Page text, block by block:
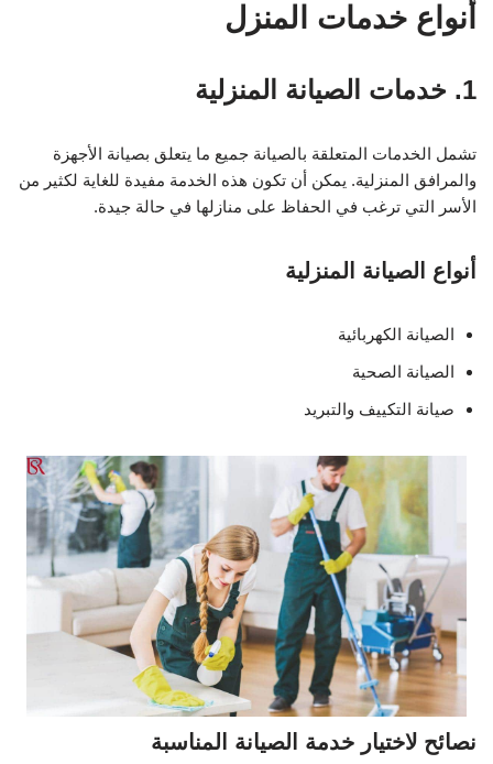
أنواع خدمات المنزل
1. خدمات الصيانة المنزلية
تشمل الخدمات المتعلقة بالصيانة جميع ما يتعلق بصيانة الأجهزة
والمرافق المنزلية. يمكن أن تكون هذه الخدمة مفيدة للغاية لكثير من
الأسر التي ترغب في الحفاظ على منازلها في حالة جيدة.
أنواع الصيانة المنزلية
الصيانة الكهربائية
الصيانة الصحية
صيانة التكييف والتبريد
نصائح لاختيار خدمة الصيانة المناسبة